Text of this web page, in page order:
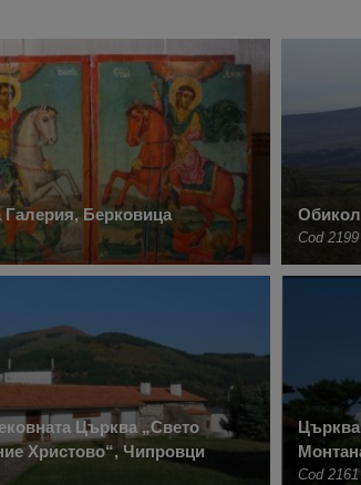
Галерия, Берковица
Cod 2199
Църква „Свето
Христово“, Чипровци
Cod 2161